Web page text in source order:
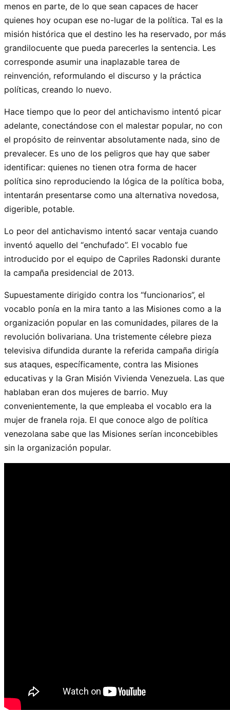
menos en parte, de lo que sean capaces de hacer
quienes hoy ocupan ese no-lugar de la política. Tal es la
misión histórica que el destino les ha reservado, por más
grandilocuente que pueda parecerles la sentencia. Les
corresponde asumir una inaplazable tarea de
reinvención, reformulando el discurso y la práctica
políticas, creando lo nuevo.
Hace tiempo que lo peor del antichavismo intentó picar
adelante, conectándose con el malestar popular, no con
el propósito de reinventar absolutamente nada, sino de
prevalecer. Es uno de los peligros que hay que saber
identificar: quienes no tienen otra forma de hacer
política sino reproduciendo la lógica de la política boba,
intentarán presentarse como una alternativa novedosa,
digerible, potable.
Lo peor del antichavismo intentó sacar ventaja cuando
inventó aquello del “enchufado”. El vocablo fue
introducido por el equipo de Capriles Radonski durante
la campaña presidencial de 2013.
Supuestamente dirigido contra los “funcionarios”, el
vocablo ponía en la mira tanto a las Misiones como a la
organización popular en las comunidades, pilares de la
revolución bolivariana. Una tristemente célebre pieza
televisiva difundida durante la referida campaña dirigía
sus ataques, específicamente, contra las Misiones
educativas y la Gran Misión Vivienda Venezuela. Las que
hablaban eran dos mujeres de barrio. Muy
convenientemente, la que empleaba el vocablo era la
mujer de franela roja. El que conoce algo de política
venezolana sabe que las Misiones serían inconcebibles
sin la organización popular.